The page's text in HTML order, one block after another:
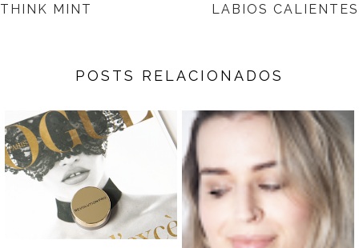
LABIOS CALIENTES
THINK MINT
POSTS RELACIONADOS